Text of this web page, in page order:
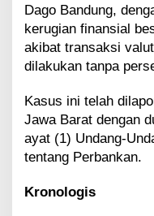
n
a
g
g
a
r
a
Dago Bandung,
kerugian finansial
akibat transaksi
dilakukan tanpa
Kasus ini telah
Jawa Barat dengan
ayat (1) Undang-
tentang Perbankan.
Kronologis